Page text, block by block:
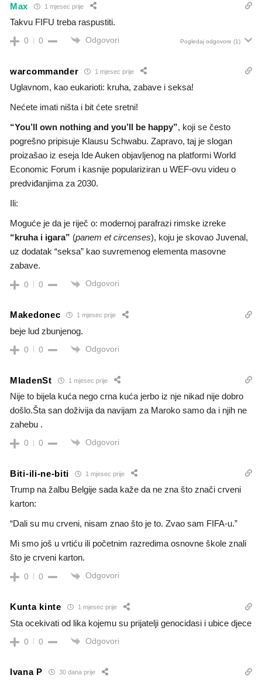
Max 1 mjesec prije
Takvu FIFU treba raspustiti.
0 0 Odgovori Pogledaj odgovore (1)
warcommander 1 mjesec prije
Uglavnom, kao eukarioti: kruha, zabave i seksa!
Nećete imati ništa i bit ćete sretni!
“You’ll own nothing and you’ll be happy”, koji se često
pogrešno pripisuje Klausu Schwabu. Zapravo, taj je slogan
proizašao iz eseja Ide Auken objavljenog na platformi World
Economic Forum i kasnije populariziran u WEF-ovu videu o
predviđanjima za 2030.
Ili:
Moguće je da je riječ o: modernoj parafrazi rimske izreke
“kruha i igara” (panem et circenses), koju je skovao Juvenal,
uz dodatak “seksa” kao suvremenog elementa masovne
zabave.
0 0 Odgovori
Makedonec 1 mjesec prije
beje lud zbunjenog.
0 0 Odgovori
MladenSt 1 mjesec prije
Nije to bijela kuća nego crna kuća jerbo iz nje nikad nije dobro
došlo.Šta san doživija da navijam za Maroko samo da i njih ne
zahebu .
0 0 Odgovori
Biti-ili-ne-biti 1 mjesec prije
Trump na žalbu Belgije sada kaže da ne zna što znači crveni
karton:
“Dali su mu crveni, nisam znao što je to. Zvao sam FIFA-u.”
Mi smo još u vrtiću ili početnim razredima osnovne škole znali
što je crveni karton.
0 0 Odgovori
Kunta kinte 1 mjesec prije
Sta ocekivati od lika kojemu su prijatelji genocidasi i ubice djece
0 0 Odgovori
Ivana P 30 dana prije